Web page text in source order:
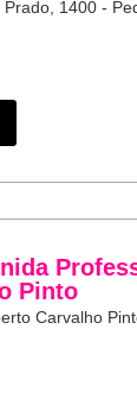
1400 -
Pinto
Carvalho